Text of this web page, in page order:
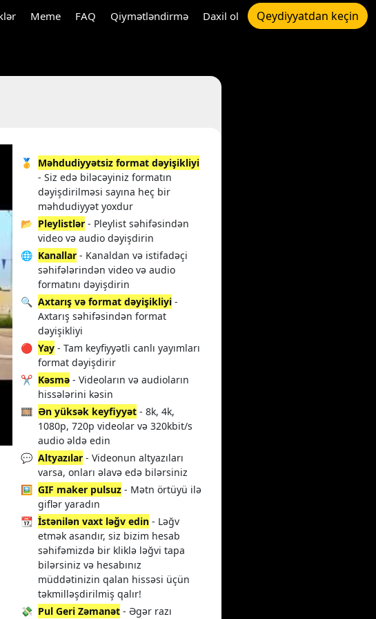
Meme FAQ Qiymətləndirmə Daxil ol Qeydiyyatdan keçin
🥇
Məhdudiyyətsiz format dəyişikliyi
- Siz edə biləcəyiniz formatın
dəyişdirilməsi sayına heç bir
məhdudiyyət yoxdur
📂 Pleylistlər - Pleylist səhifəsindən
video və audio dəyişdirin
🌐 Kanallar - Kanaldan və istifadəçi
səhifələrindən video və audio
formatını dəyişdirin
🔍 Axtarış və format dəyişikliyi -
Axtarış səhifəsindən format
dəyişikliyi
🔴 Yay - Tam keyfiyyətli canlı yayımları
format dəyişdirir
✂️ Kəsmə - Videoların və audioların
hissələrini kəsin
🎞️ Ən yüksək keyfiyyət - 8k, 4k,
1080p, 720p videolar və 320kbit/s
audio əldə edin
💬 Altyazılar - Videonun altyazıları
varsa, onları əlavə edə bilərsiniz
🖼️ GIF maker pulsuz - Mətn örtüyü ilə
giflər yaradın
📆 İstənilən vaxt ləğv edin - Ləğv
etmək asandır, siz bizim hesab
səhifəmizdə bir kliklə ləğvi tapa
bilərsiniz və hesabınız
müddətinizin qalan hissəsi üçün
təkmilləşdirilmiş qalır!
💸 Pul Geri Zəmanət - Əgər razı